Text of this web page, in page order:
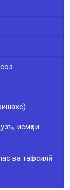
исмҳои
ва тафсилӣ